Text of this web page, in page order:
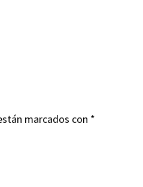
marcados con *